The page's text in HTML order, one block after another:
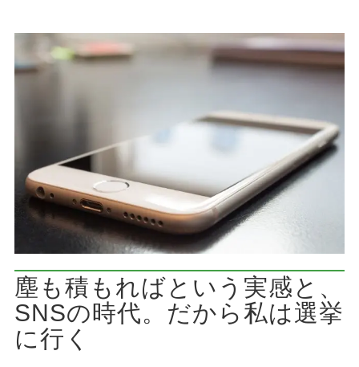
塵も積もればという実感と、
SNSの時代。だから私は選挙
に行く